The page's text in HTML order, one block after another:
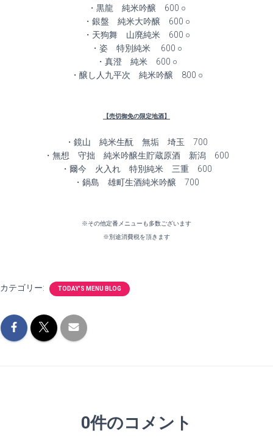
・黒龍 純米吟醸 600 ○
・銀盤 純米大吟醸 600 ○
・天狗舞 山廃純米 600 ○
・姿 特別純米 600 ○
・真澄 純米 600 ○
・醸し人九平次 純米吟醸 800 ○
【売切御免の限定地酒】
・鏡山 純米生酛 無垢 埼玉 700
・無想 守拙 純米吟醸生貯蔵原酒 新潟 600
・爾今 火入れ 特別純米 三重 600
・鍋島 雄町生酒純米吟醸 700
※その他定番メニューも多数ございます
※別途消費税を頂きます
カテゴリー: TODAY'S MENU BLOG
0件のコメント